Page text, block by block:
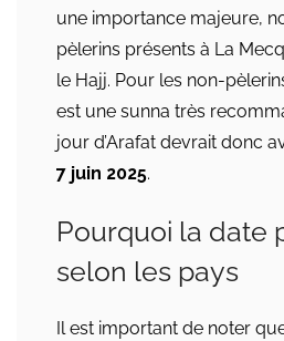
une importance majeure,
pèlerins présents à La
le Hajj. Pour les non-
est une sunna très
jour d’Arafat devrait donc
7 juin 2025.
Pourquoi la date
selon les pays
Il est important de noter